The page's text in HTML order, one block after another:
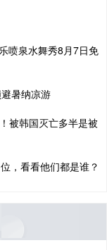
喷泉水舞秀8月7日免
暑纳凉游
被韩国灭亡多半是被
，看看他们都是谁？